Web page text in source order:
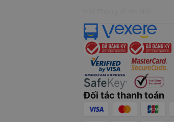
Đối tác thanh toán